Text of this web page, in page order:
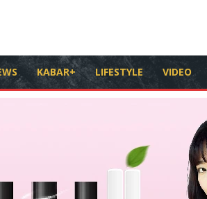
KABAR+ LIFESTYLE VIDEO